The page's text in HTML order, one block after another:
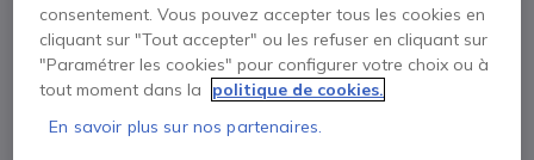
Description
consentement. Vous pouvez accepter tous les cookies en
cliquant sur "Tout accepter" ou les refuser en cliquant sur
"Paramétrer les cookies" pour configurer votre choix ou à
tout moment dans la
politique de cookies.
En savoir plus sur nos partenaires.